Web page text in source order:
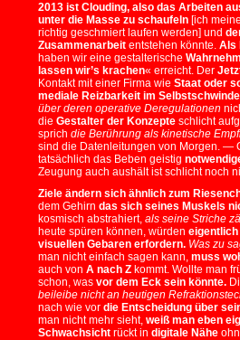
2013 ist Clouding, also das Arbeiten
unter die Masse zu schaufeln [ich
richtig geschmiert laufen werden] und
Zusammenarbeit entstehen könnte. Als
haben wir eine gestalterische
lassen wir’s krachen« erreicht. Der
Kontakt mit einer Firma wie Staat oder
mediale Reizbarkeit im
über deren operative Deregulationen
die Gestalter der Konzepte schlicht
sprich die Berührung als kinetische
sind die Datenleitungen von Morgen. —
tatsächlich das Beben geistig
Zeugung auch aushält ist schlicht noch
Ziele ändern sich ähnlich zum
dem Gehirn das sich seines Muskels
kosmisch abstrahiert, als seine Striche
heute spüren können, würden
visuellen Gebaren erfordern. Was zu
man nicht einfach sagen kann, muss
auch von A nach Z kommt. Wollte man
schon, was vor dem Eck sein könnte.
beileibe nicht an heutigen
nach wie vor die Entscheidung über
man nicht mehr sieht, weiß man eben
Schwachsicht rückt in digitale Nähe